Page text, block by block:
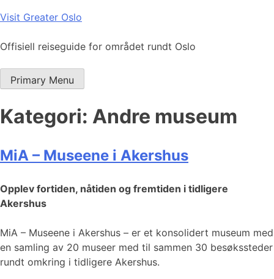
Skip
content
Visit Greater Oslo
Offisiell reiseguide for området rundt Oslo
Primary Menu
Kategori: Andre museum
MiA – Museene i Akershus
Opplev fortiden, nåtiden og fremtiden i tidligere
Akershus
MiA – Museene i Akershus – er et konsolidert museum med
en samling av 20 museer med til sammen 30 besøkssteder
rundt omkring i tidligere Akershus.